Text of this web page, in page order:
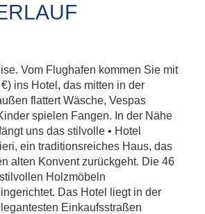
Vom Flughafen kommen Sie mit
ins Hotel, das mitten in der
flattert Wäsche, Vespas
spielen Fangen. In der Nähe
uns das stilvolle • Hotel
ein traditionsreiches Haus, das
alten Konvent zurückgeht. Die 46
Holzmöbeln
Das Hotel liegt in der
Einkaufsstraßen